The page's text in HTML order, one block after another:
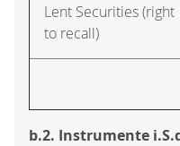
Lent Securities (right
to recall)
b.2. Instrumente